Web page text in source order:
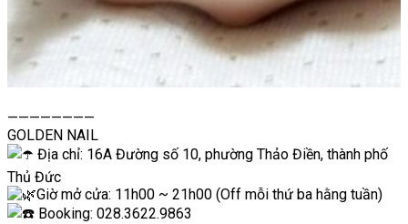
————————
GOLDEN NAIL
Địa chỉ: 16A Đường số 10, phường Thảo Điền, thành phố
Thủ Đức
Giờ mở cửa: 11h00 ~ 21h00 (Off mỗi thứ ba hằng tuần)
Booking: 028.3622.9863